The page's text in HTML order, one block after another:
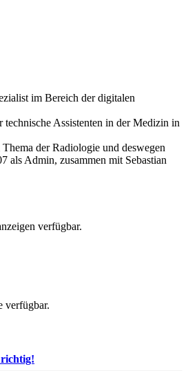
im Bereich der digitalen
technische Assistenten in der Medizin in
der Radiologie und deswegen
als Admin, zusammen mit Sebastian
verfügbar.
verfügbar.
richtig!